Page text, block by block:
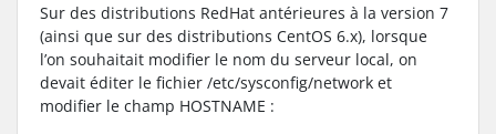
Sur des distributions RedHat antérieures à la version 7
(ainsi que sur des distributions CentOS 6.x), lorsque
l’on souhaitait modifier le nom du serveur local, on
devait éditer le fichier /etc/sysconfig/network et
modifier le champ HOSTNAME :